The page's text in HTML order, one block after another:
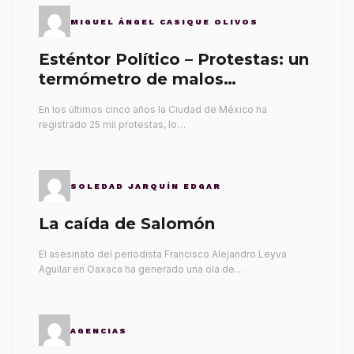
MIGUEL ÁNGEL CASIQUE OLIVOS
Esténtor Político – Protestas: un
termómetro de malos
En los últimos cinco años la Ciudad de México ha
registrado 25 mil protestas, lo…
SOLEDAD JARQUÍN EDGAR
La caída de Salomón
El asesinato del periodista Francisco Alejandro Leyva
Aguilar en Oaxaca ha generado una ola de…
AGENCIAS